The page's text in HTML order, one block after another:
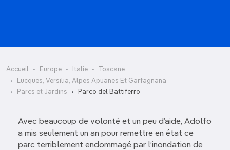
Accueil Europe Italie
Toscane
Lucques, Versilia, Alpes Apuanes Et Garfagnana
Parcs et Jardins
Parco del Battiferro
Avec beaucoup de volonté et un peu d’aide, Adolfo
a mis seulement un an pour remettre en état ce
parc terriblement endommagé par l’inondation de